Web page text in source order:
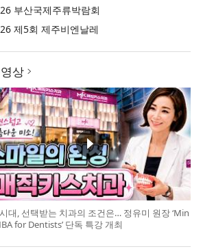
부산국제주류박람회
제5회 제주비엔날레
상
대, 선택받는 치과의 조건은… 정유미 원장 ‘Min
for Dentists’ 단독 특강 개최